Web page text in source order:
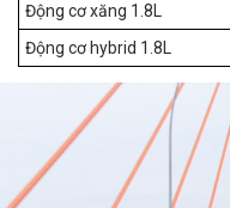
Động cơ xăng 1.8L
Động cơ hybrid 1.8L